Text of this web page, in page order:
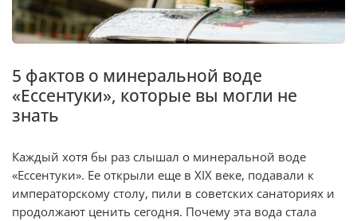
5 фактов о минеральной воде
«Ессентуки», которые вы могли не
знать
Каждый хотя бы раз слышал о минеральной воде
«Ессентуки». Ее открыли еще в XIX веке, подавали к
императорскому столу, пили в советских санаториях и
продолжают ценить сегодня. Почему эта вода стала